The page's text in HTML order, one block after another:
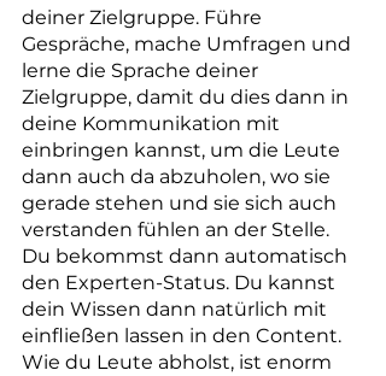
deiner Zielgruppe. Führe
Gespräche, mache Umfragen und
lerne die Sprache deiner
Zielgruppe, damit du dies dann in
deine Kommunikation mit
einbringen kannst, um die Leute
dann auch da abzuholen, wo sie
gerade stehen und sie sich auch
verstanden fühlen an der Stelle.
Du bekommst dann automatisch
den Experten-Status. Du kannst
dein Wissen dann natürlich mit
einfließen lassen in den Content.
Wie du Leute abholst, ist enorm